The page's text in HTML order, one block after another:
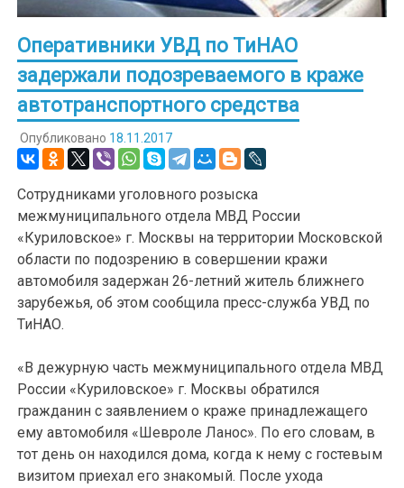
Оперативники УВД по ТиНАО
задержали подозреваемого в краже
автотранспортного средства
Опубликовано 18.11.2017
Сотрудниками уголовного розыска
межмуниципального отдела МВД России
«Куриловское» г. Москвы на территории Московской
области по подозрению в совершении кражи
автомобиля задержан 26-летний житель ближнего
зарубежья, об этом сообщила пресс-служба УВД по
ТиНАО.
«В дежурную часть межмуниципального отдела МВД
России «Куриловское» г. Москвы обратился
гражданин с заявлением о краже принадлежащего
ему автомобиля «Шевроле Ланос». По его словам, в
тот день он находился дома, когда к нему с гостевым
визитом приехал его знакомый. После ухода